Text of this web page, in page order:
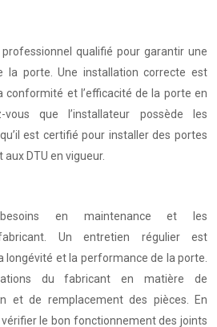
qualifié pour garantir une
la porte. Une installation correcte est
conformité et l’efficacité de la porte en
vous que l’installateur possède les
est certifié pour installer des portes
DTU en vigueur.
en maintenance et les
Un entretien régulier est
longévité et la performance de la porte.
du fabricant en matière de
et de remplacement des pièces. En
le bon fonctionnement des joints